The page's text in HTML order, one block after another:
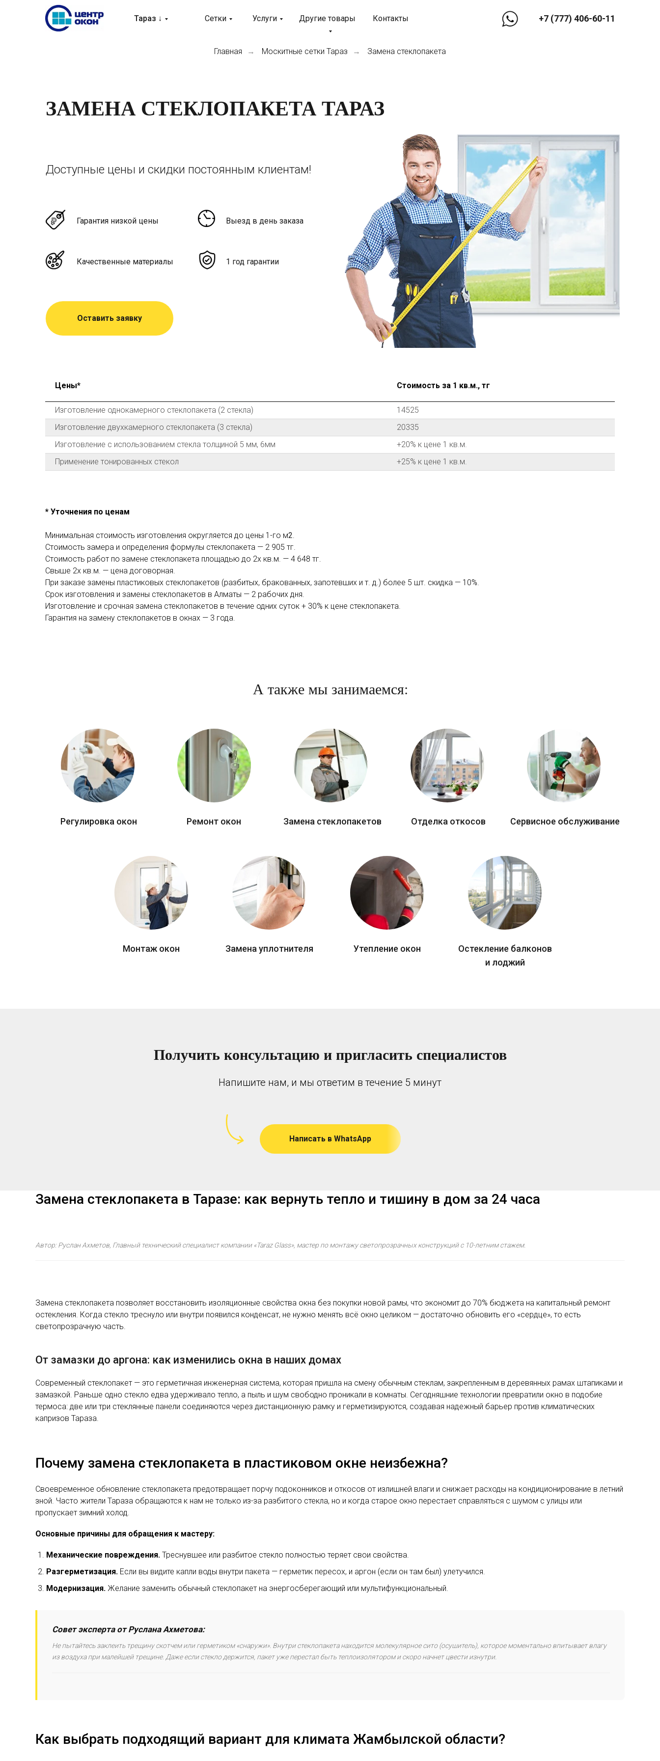
+7 (777) 406-60-11
Услуги
Тараз ↓ Другие товары Контакты
Сетки
Главная → Москитные сетки Тараз → Замена стеклопакета
ЗАМЕНА СТЕКЛОПАКЕТА ТАРАЗ
Гарантия низкой цены Выезд в день заказа
Качественные материалы 1 год гарантии
Оставить заявку
Доступные цены и скидки постоянным клиентам!
Цены* Стоимость за 1 кв.м., тг
Изготовление однокамерного стеклопакета (2 стекла)
14525
Изготовление двухкамерного стеклопакета (3 стекла)
20335
Изготовление с использованием стекла толщиной 5 мм, 6мм
+20% к цене 1 кв.м.
Применение тонированных стекол
+25% к цене 1 кв.м.
* Уточнения по ценам
Минимальная стоимость изготовления округляется до цены 1-го м2.
Стоимость замера и определения формулы стеклопакета — 2 905 тг.
Стоимость работ по замене стеклопакета площадью до 2х кв.м. — 4 648 тг.
Свыше 2х кв.м. — цена договорная.
При заказе замены пластиковых стеклопакетов (разбитых, бракованных, запотевших и т. д.) более 5 шт. скидка — 10%.
Срок изготовления и замены стеклопакетов в Алматы — 2 рабочих дня.
Изготовление и срочная замена стеклопакетов в течение одних суток + 30% к цене стеклопакета.
Гарантия на замену стеклопакетов в окнах — 3 года.
А также мы занимаемся:
Регулировка окон Ремонт окон Замена стеклопакетов Отделка откосов
Монтаж окон Замена уплотнителя Утепление окон
Сервисное обслуживание
Остекление балконов
и лоджий
Получить консультацию и пригласить специалистов
Напишите нам, и мы ответим в течение 5 минут
Написать в WhatsApp
Замена стеклопакета в Таразе: как вернуть тепло и тишину в дом за 24 часа
Автор: Руслан Ахметов, Главный технический специалист компании «Taraz Glass», мастер по монтажу светопрозрачных конструкций с 10-летним стажем.
Замена стеклопакета позволяет восстановить изоляционные свойства окна без покупки новой рамы, что экономит до 70% бюджета на капитальный ремонт
остекления. Когда стекло треснуло или внутри появился конденсат, не нужно менять всё окно целиком — достаточно обновить его «сердце», то есть
светопрозрачную часть.
От замазки до аргона: как изменились окна в наших домах
Современный стеклопакет — это герметичная инженерная система, которая пришла на смену обычным стеклам, закрепленным в деревянных рамах штапиками и
замазкой. Раньше одно стекло едва удерживало тепло, а пыль и шум свободно проникали в комнаты. Сегодняшние технологии превратили окно в подобие
термоса: две или три стеклянные панели соединяются через дистанционную рамку и герметизируются, создавая надежный барьер против климатических
капризов Тараза.
Почему замена стеклопакета в пластиковом окне неизбежна?
Своевременное обновление стеклопакета предотвращает порчу подоконников и откосов от излишней влаги и снижает расходы на кондиционирование в летний
зной. Часто жители Тараза обращаются к нам не только из-за разбитого стекла, но и когда старое окно перестает справляться с шумом с улицы или
пропускает зимний холод.
Основные причины для обращения к мастеру:
Механические повреждения. Треснувшее или разбитое стекло полностью теряет свои свойства.
Разгерметизация. Если вы видите капли воды внутри пакета — герметик пересох, и аргон (если он там был) улетучился.
Модернизация. Желание заменить обычный стеклопакет на энергосберегающий или мультифункциональный.
Совет эксперта от Руслана Ахметова:
Не пытайтесь заклеить трещину скотчем или герметиком «снаружи». Внутри стеклопакета находится молекулярное сито (осушитель), которое моментально впитывает влагу
из воздуха при малейшей трещине. Даже если стекло держится, пакет уже перестал быть теплоизолятором и скоро начнет цвести изнутри.
Как выбрать подходящий вариант для климата Жамбылской области?